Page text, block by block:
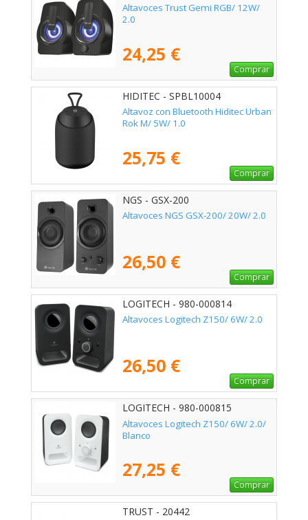
Altavoces Trust Gemi RGB/ 12W/
2.0
24,25 €
Comprar
HIDITEC - SPBL10004
Altavoz con Bluetooth Hiditec Urban
Rok M/ 5W/ 1.0
25,75 €
Comprar
NGS - GSX-200
Altavoces NGS GSX-200/ 20W/ 2.0
26,50 €
Comprar
LOGITECH - 980-000814
Altavoces Logitech Z150/ 6W/ 2.0
26,50 €
Comprar
LOGITECH - 980-000815
Altavoces Logitech Z150/ 6W/ 2.0/
Blanco
27,25 €
Comprar
TRUST - 20442